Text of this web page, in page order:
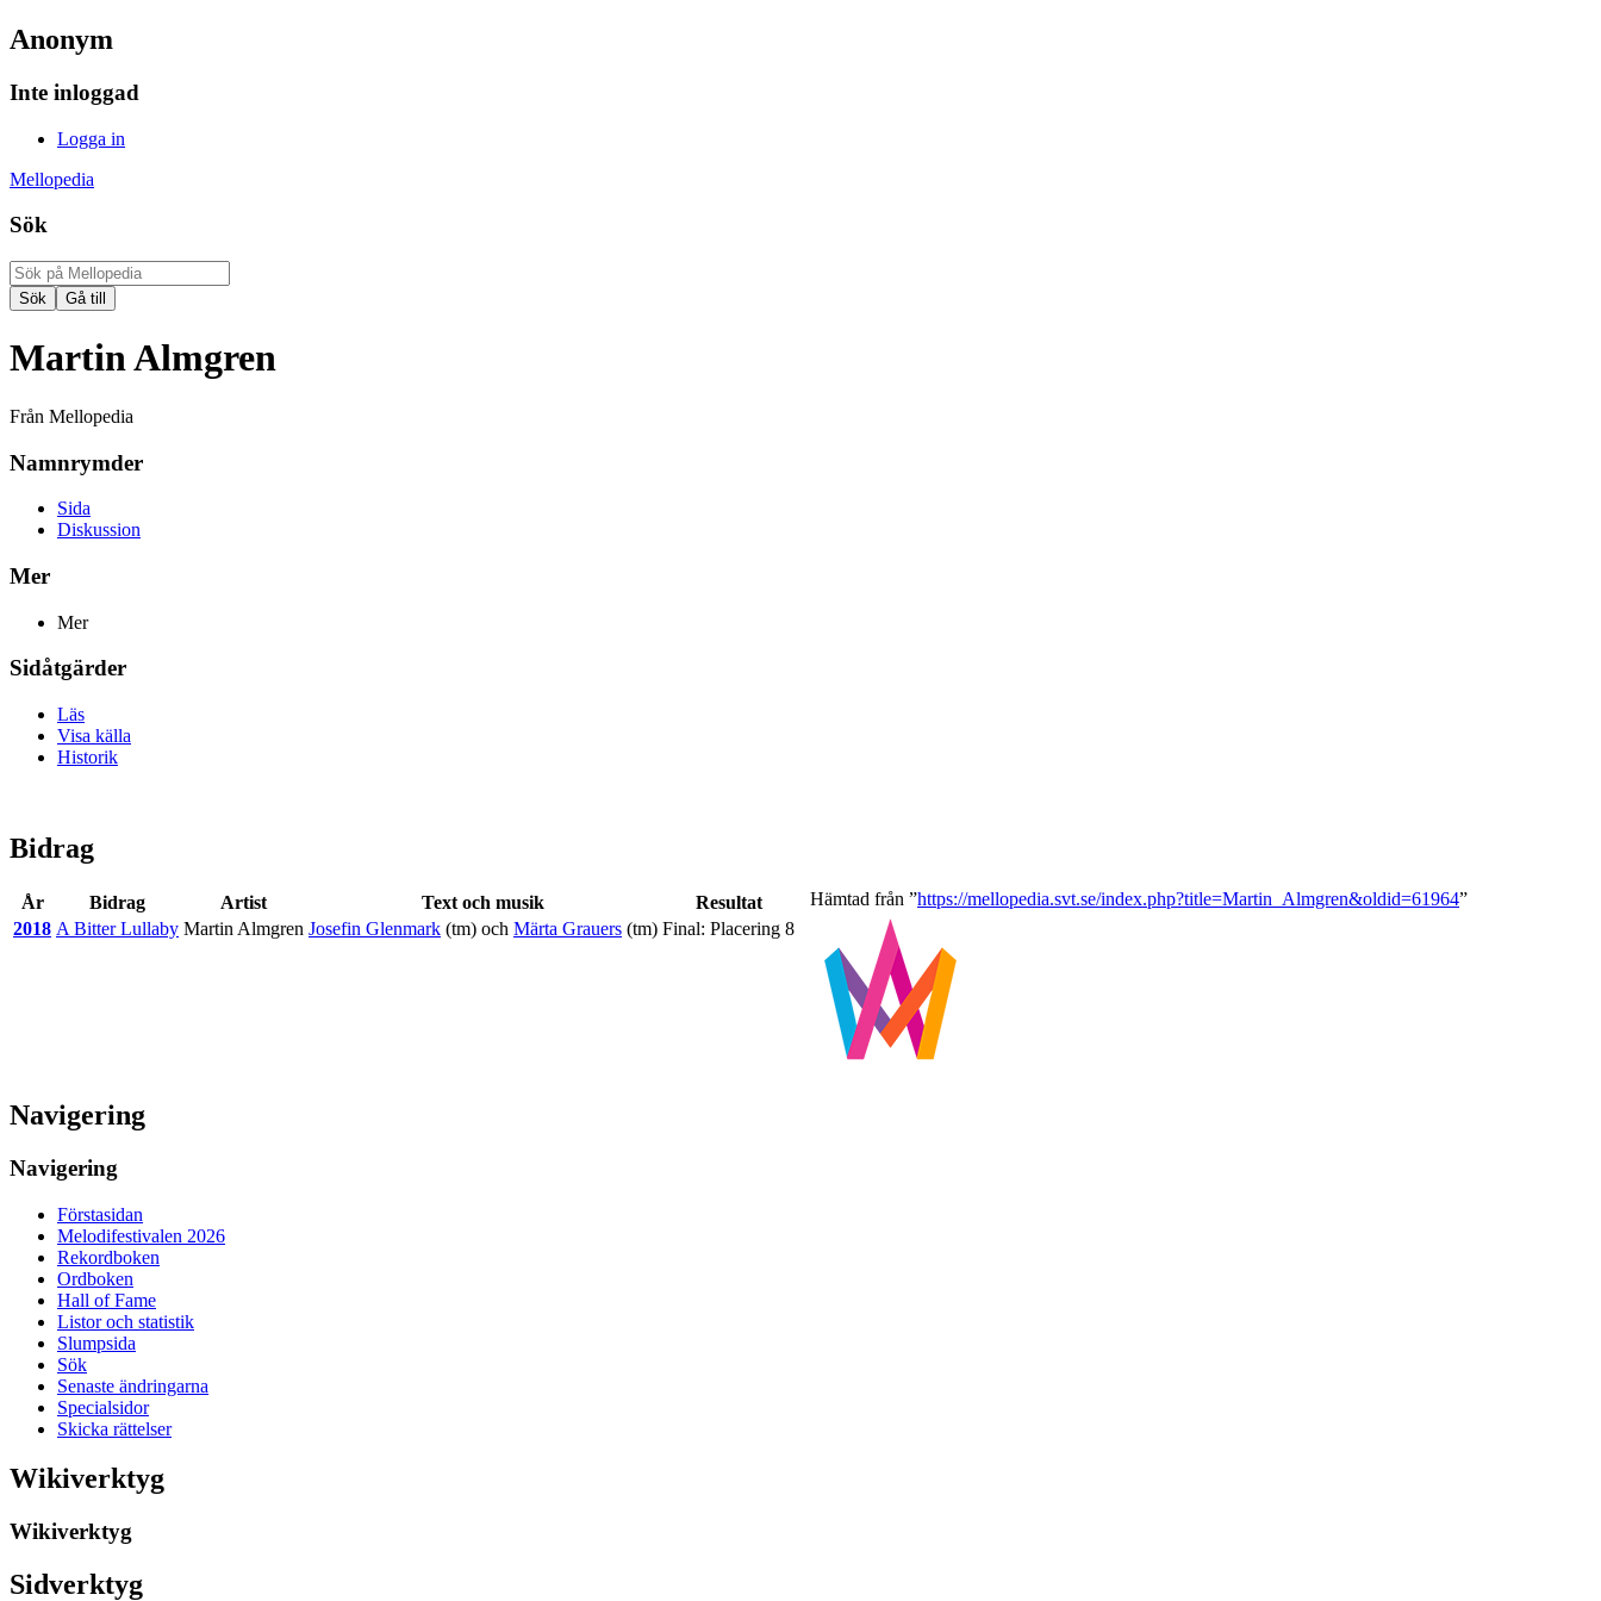
Anonym
Inte inloggad
Logga in
Mellopedia
Sök
Martin Almgren
Från Mellopedia
Namnrymder
Sida
Diskussion
Mer
Mer
Sidåtgärder
Läs
Visa källa
Historik
Bidrag
År Bidrag Artist Text och musik
Resultat
2018 A Bitter Lullaby Martin Almgren Josefin Glenmark (tm) och Märta Grauers (tm) Final: Placering 8
Hämtad från ”https://mellopedia.svt.se/index.php?title=Martin_Almgren&oldid=61964”
Navigering
Navigering
Förstasidan
Melodifestivalen 2026
Rekordboken
Ordboken
Hall of Fame
Listor och statistik
Slumpsida
Sök
Senaste ändringarna
Specialsidor
Skicka rättelser
Wikiverktyg
Wikiverktyg
Sidverktyg